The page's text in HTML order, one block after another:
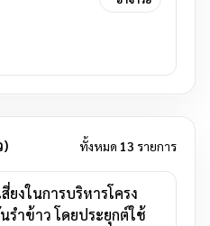
) ทั้งหมด 13 รายการ
ยงในการบริหารโครง
รำข้าว โดยประยุกต์ใช้